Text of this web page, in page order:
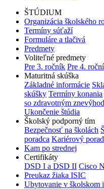
ŠTÚDIUM
Organizácia školského
Termíny súťaží
Formuláre a tlačivá
Predmety
Voliteľné predmety
Pre 3. ročník Pre 4.
Maturitná skúška
Základné informácie
skúšky Termíny konania
so zdravotným
Ukončenie štúdia
Školský podporný tím
Bezpečnosť na školách
poradca Kariérový
Kam po strednej
Certifikáty
DSD I a DSD II Cisco
Preukaz žiaka ISIC
Ubytovanie v školskom